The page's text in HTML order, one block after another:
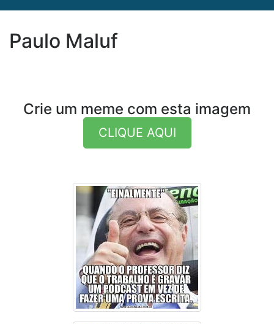
Paulo Maluf
Crie um meme com esta imagem
CLIQUE AQUI